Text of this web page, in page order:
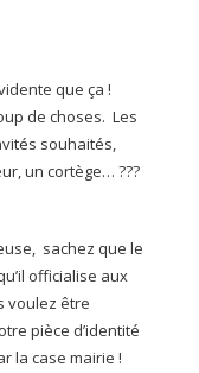
que ça !
de choses. Les
souhaités,
un cortège… ???
sachez que le
officialise aux
voulez être
pièce d’identité
la case mairie !